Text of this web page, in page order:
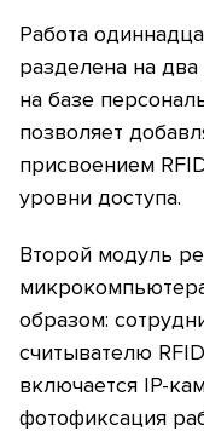
Работа
разделена на
на базе
позволяет
присвоением
уровни доступа.
Второй модуль
образом:
считывателю
включается IP-
фотофиксация